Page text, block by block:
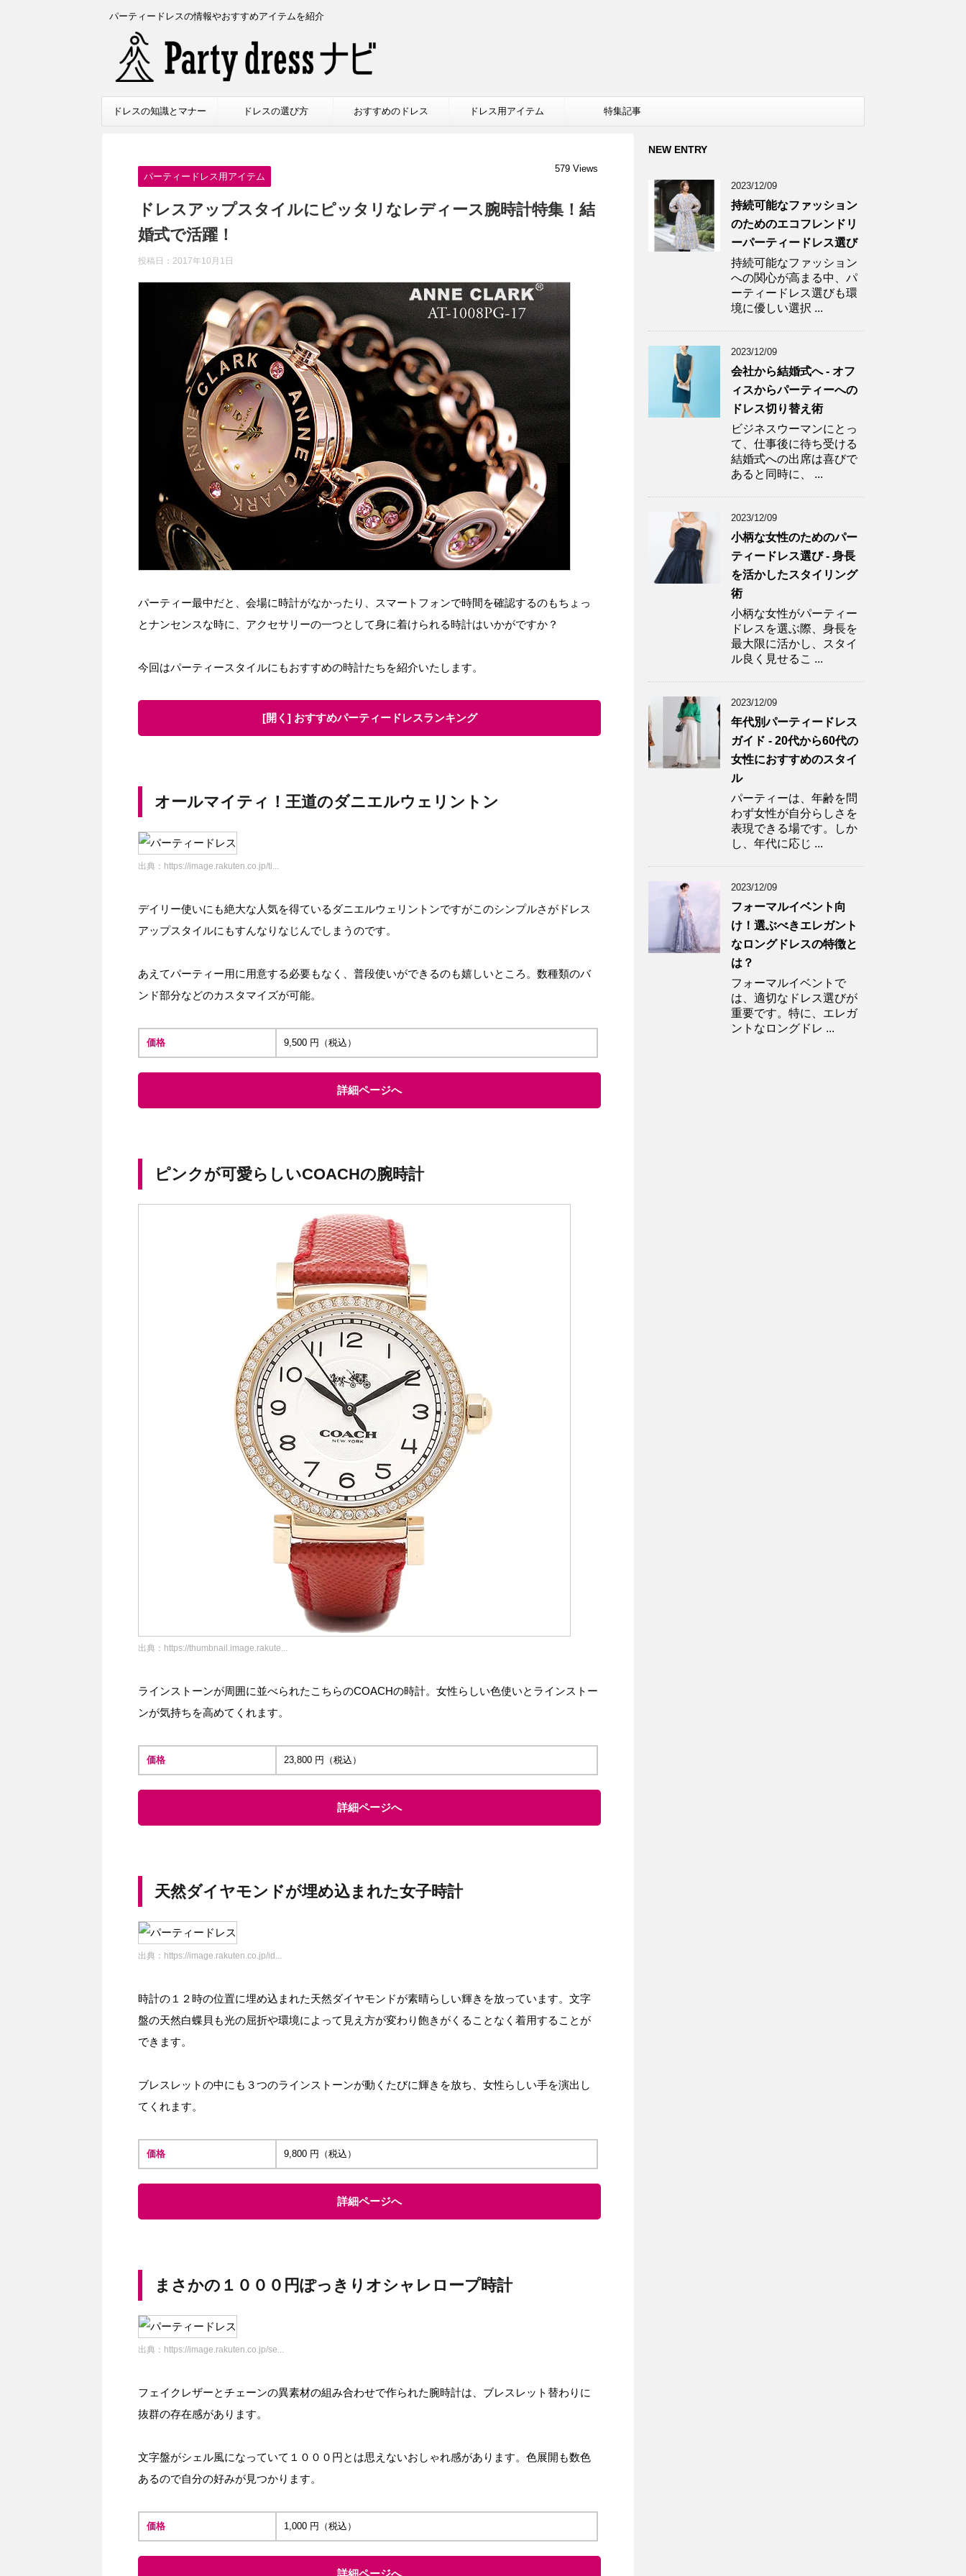
パーティードレスの情報やおすすめアイテムを紹介
ドレスの知識とマナー ドレスの選び方 おすすめのドレス ドレス用アイテム 特集記事
パーティードレス用アイテム
579 Views
ドレスアップスタイルにピッタリなレディース腕時計特集！結
婚式で活躍！
投稿日： 2017年10月1日
パーティー最中だと、会場に時計がなかったり、スマートフォンで時間を確認するのもちょっ
とナンセンスな時に、アクセサリーの一つとして身に着けられる時計はいかがですか？
今回はパーティースタイルにもおすすめの時計たちを紹介いたします。
[開く] おすすめパーティードレスランキング
オールマイティ！王道のダニエルウェリントン
出典： https://image.rakuten.co.jp/ti...
デイリー使いにも絶大な人気を得ているダニエルウェリントンですがこのシンプルさがドレス
アップスタイルにもすんなりなじんでしまうのです。
あえてパーティー用に用意する必要もなく、普段使いができるのも嬉しいところ。数種類のバ
ンド部分などのカスタマイズが可能。
価格 9,500 円（税込）
詳細ページへ
ピンクが可愛らしいCOACHの腕時計
出典： https://thumbnail.image.rakute...
ラインストーンが周囲に並べられたこちらのCOACHの時計。女性らしい色使いとラインストー
ンが気持ちを高めてくれます。
価格 23,800 円（税込）
詳細ページへ
天然ダイヤモンドが埋め込まれた女子時計
出典： https://image.rakuten.co.jp/id...
時計の１２時の位置に埋め込まれた天然ダイヤモンドが素晴らしい輝きを放っています。文字
盤の天然白蝶貝も光の屈折や環境によって見え方が変わり飽きがくることなく着用することが
できます。
ブレスレットの中にも３つのラインストーンが動くたびに輝きを放ち、女性らしい手を演出し
てくれます。
価格 9,800 円（税込）
詳細ページへ
まさかの１０００円ぽっきりオシャレロープ時計
出典： https://image.rakuten.co.jp/se...
フェイクレザーとチェーンの異素材の組み合わせで作られた腕時計は、ブレスレット替わりに
抜群の存在感があります。
文字盤がシェル風になっていて１０００円とは思えないおしゃれ感があります。色展開も数色
あるので自分の好みが見つかります。
価格 1,000 円（税込）
NEW ENTRY
2023/12/09
持続可能なファッション
のためのエコフレンドリ
ーパーティードレス選び
持続可能なファッション
への関心が高まる中、パ
ーティードレス選びも環
境に優しい選択 ...
2023/12/09
会社から結婚式へ - オフ
ィスからパーティーへの
ドレス切り替え術
ビジネスウーマンにとっ
て、仕事後に待ち受ける
結婚式への出席は喜びで
あると同時に、 ...
2023/12/09
小柄な女性のためのパー
ティードレス選び - 身長
を活かしたスタイリング
術
小柄な女性がパーティー
ドレスを選ぶ際、身長を
最大限に活かし、スタイ
ル良く見せるこ ...
2023/12/09
年代別パーティードレス
ガイド - 20代から60代の
女性におすすめのスタイ
ル
パーティーは、年齢を問
わず女性が自分らしさを
表現できる場です。しか
し、年代に応じ ...
2023/12/09
フォーマルイベント向
け！選ぶべきエレガント
なロングドレスの特徴と
は？
フォーマルイベントで
は、適切なドレス選びが
重要です。特に、エレガ
ントなロングドレ ...